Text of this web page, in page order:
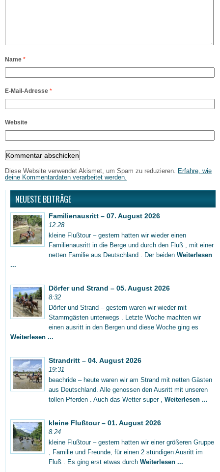
Name *
E-Mail-Adresse *
Website
Diese Website verwendet Akismet, um Spam zu reduzieren.
Erfahre, wie
deine Kommentardaten verarbeitet werden.
NEUESTE BEITRÄGE
Familienausritt – 07. August 2026
12:28
kleine Flußtour – gestern hatten wir wieder einen
Familienausritt in die Berge und durch den Fluß , mit einer
netten Familie aus Deutschland . Der beiden Weiterlesen
...
Dörfer und Strand – 05. August 2026
8:32
Dörfer und Strand – gestern waren wir wieder mit
Stammgästen unterwegs . Letzte Woche machten wir
einen ausritt in den Bergen und diese Woche ging es
Weiterlesen ...
Strandritt – 04. August 2026
19:31
beachride – heute waren wir am Strand mit netten Gästen
aus Deutschland. Alle genossen den Ausritt mit unseren
tollen Pferden . Auch das Wetter super , Weiterlesen ...
kleine Flußtour – 01. August 2026
8:24
kleine Flußtour – gestern hatten wir einer größeren Gruppe
, Familie und Freunde, für einen 2 stündigen Ausritt im
Fluß . Es ging erst etwas durch Weiterlesen ...